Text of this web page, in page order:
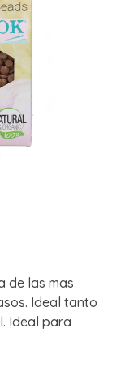
de las mas
Ideal tanto
Ideal para